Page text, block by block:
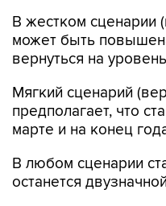
В жестком сценарии
может быть
вернуться на
Мягкий сценарий
предполагает, что
марте и на конец
В любом сценарии
останется